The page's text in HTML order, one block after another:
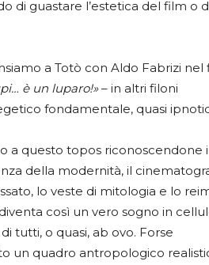
di guastare l’estetica del film o
a Totò con Aldo Fabrizi nel
è un luparo!»– in altri filoni
fondamentale, quasi
a questo topos riconoscendone
della modernità, il
lo veste di mitologia e lo
così un vero sogno in
tutti, o quasi, ab ovo. Forse
un quadro antropologico